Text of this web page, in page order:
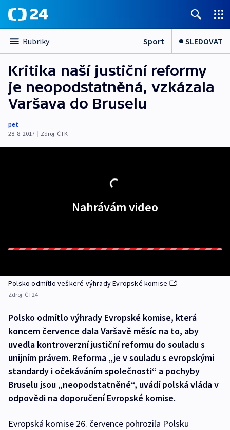
Rubriky Sport SLEDOVAT
Kritika naší justiční reformy
je neopodstatněná, vzkázala
Varšava do Bruselu
pet
28. 8. 2017 | Zdroj: ČTK
Nahrávám video
Polsko odmítlo veškeré výhrady Evropské komise
Zdroj: ČT24
Polsko odmítlo výhrady Evropské komise, která
koncem července dala Varšavě měsíc na to, aby
uvedla kontroverzní justiční reformu do souladu s
unijním právem. Reforma „je v souladu s evropskými
standardy i očekáváním společnosti“ a pochyby
Bruselu jsou „neopodstatněné“, uvádí polská vláda v
odpovědi na doporučení Evropské komise.
Evropská komise 26. července pohrozila Polsku